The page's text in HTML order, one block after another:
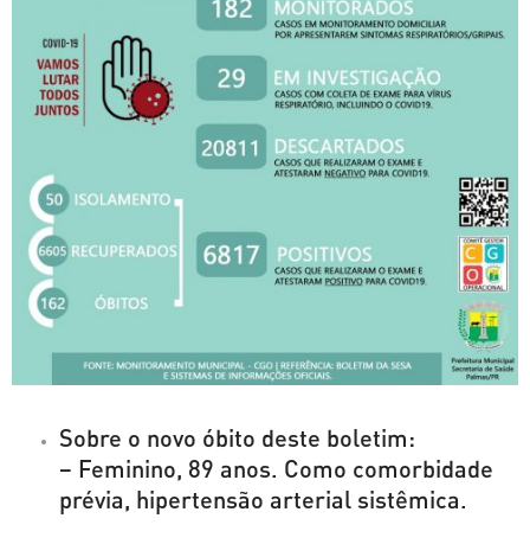
Sobre o novo óbito deste boletim:
– Feminino, 89 anos. Como comorbidade
prévia, hipertensão arterial sistêmica.